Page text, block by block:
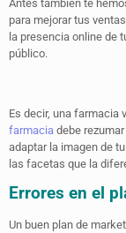
Antes también te
para mejorar tus
la presencia online de
público.
Es decir, una farmacia
farmacia debe
adaptar la imagen de
las facetas que la
Errores en el
Un buen plan de